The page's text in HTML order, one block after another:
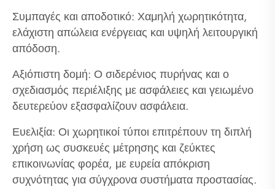
Συμπαγές και αποδοτικό: Χαμηλή χωρητικότητα,
ελάχιστη απώλεια ενέργειας και υψηλή λειτουργική
απόδοση.
Αξιόπιστη δομή: Ο σιδερένιος πυρήνας και ο
σχεδιασμός περιέλιξης με ασφάλειες και γειωμένο
δευτερεύον εξασφαλίζουν ασφάλεια.
Ευελιξία: Οι χωρητικοί τύποι επιτρέπουν τη διπλή
χρήση ως συσκευές μέτρησης και ζεύκτες
επικοινωνίας φορέα, με ευρεία απόκριση
συχνότητας για σύγχρονα συστήματα προστασίας.